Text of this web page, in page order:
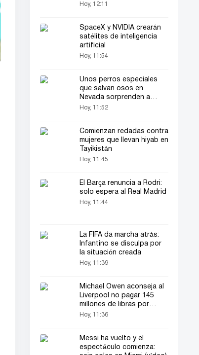
Hoy, 12:11
SpaceX y NVIDIA crearán
satélites de inteligencia
artificial
Hoy, 11:54
Unos perros especiales
que salvan osos en
Nevada sorprenden a
todos
Hoy, 11:52
Comienzan redadas contra
mujeres que llevan hiyab en
Tayikistán
Hoy, 11:45
El Barça renuncia a Rodri:
solo espera al Real Madrid
Hoy, 11:44
La FIFA da marcha atrás:
Infantino se disculpa por
la situación creada
Hoy, 11:39
Michael Owen aconseja al
Liverpool no pagar 145
millones de libras por
Bradley Barcola
Hoy, 11:36
Messi ha vuelto y el
espectáculo comienza: